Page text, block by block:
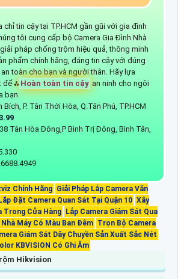
chỉ tin cậy tại TP.HCM gần gũi với gia đình
tôi cung cấp bộ Camera Gia Đình Nhà
pháp chống trộm hiệu quả, thông minh
phẩm chính hãng, đáng tin cậy với đúng
toàn cho bạn và người thân. Hãy lựa
để ⁂ Hoàn toàn tin cậy an ninh cho ngôi
bạn.
Bích, P. Tân Thới Hòa, Q.Tân Phú, TP.HCM
Tân Hòa Đông,P Bình Trị Đông, Bình Tân,
Chính Hãng Giải Pháp Lắp Camera Văn
Đặt Camera Quan Sát Tại Quận 10 Xây
Trong Cửa Hàng Lắp Camera Giám Sát Qua
Máy Có Màu Ban Đêm Trọn Bộ Camera
Giám Sát Dây Chuyền Sản Xuất Sắc Nét
KBVISION Có Ghi Âm
Hikvision